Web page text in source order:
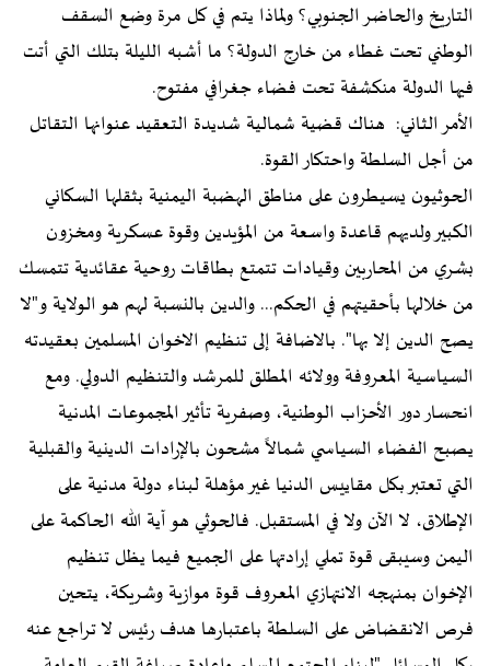
التاريخ والحاضر الجنوبي؟ ولماذا يتم في كل مرة وضع السقف
الوطني تحت غطاء من خارج الدولة؟ ما أشبه الليلة بتلك التي أتت
فيها الدولة منكشفة تحت فضاء جغرافي مفتوح.
الأمر الثاني: هناك قضية شمالية شديدة التعقيد عنوانها التقاتل
من أجل السلطة واحتكار القوة.
الحوثيون يسيطرون على مناطق الهضبة اليمنية بثقلها السكاني
الكبير ولديهم قاعدة واسعة من المؤيدين وقوة عسكرية ومخزون
بشري من المحاربين وقيادات تتمتع بطاقات روحية عقائدية تتمسك
من خلالها بأحقيتهم في الحكم... والدين بالنسبة لهم هو الولاية و"لا
يصح الدين إلا بها". بالاضافة إلى تنظيم الاخوان المسلمين بعقيدته
السياسية المعروفة وولائه المطلق للمرشد والتنظيم الدولي. ومع
انحسار دور الأحزاب الوطنية، وصفرية تأثير المجموعات المدنية
يصبح الفضاء السياسي شمالاً مشحون بالإرادات الدينية والقبلية
التي تعتبر بكل مقاييس الدنيا غير مؤهلة لبناء دولة مدنية على
الإطلاق، لا الآن ولا في المستقبل. فالحوثي هو آية الله الحاكمة على
اليمن وسيبقى قوة تملي إرادتها على الجميع فيما يظل تنظيم
الإخوان بمنهجه الانتهازي المعروف قوة موازية وشريكة، يتحين
فرص الانقضاض على السلطة باعتبارها هدف رئيس لا تراجع عنه